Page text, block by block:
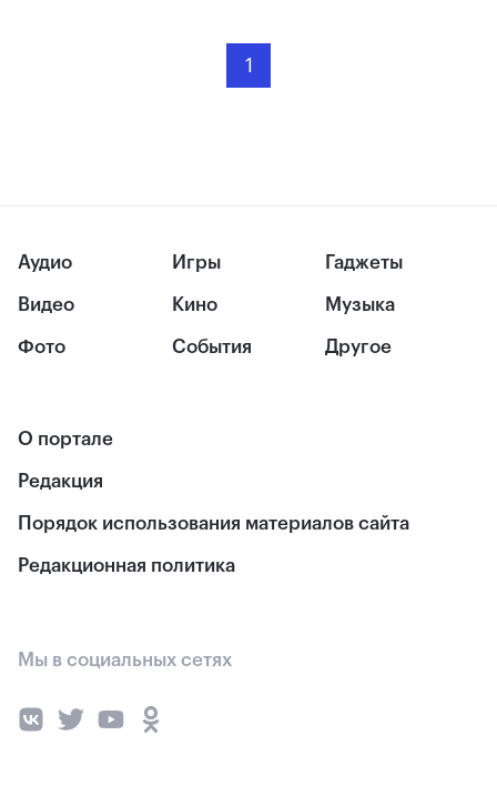
1
Аудио
Видео
Фото
Игры
Кино
События
Гаджеты
Музыка
Другое
О портале
Редакция
Порядок использования материалов сайта
Редакционная политика
Мы в социальных сетях